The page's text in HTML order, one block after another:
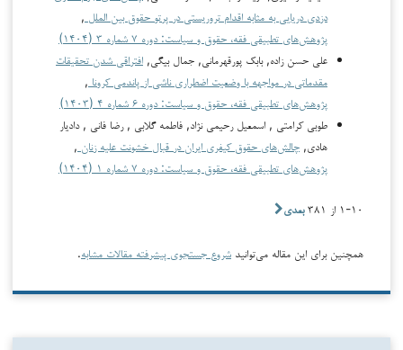
دزدی دریایی به مثابه اقدام تروریستی در پرتو حقوق بین الملل ,
پژوهش‌های تطبیقی فقه، حقوق و سیاست: دوره ۷ شماره ۳ (۱۴۰۴)
علی حسن زاده, بابک پورقهرمانی, جمال بیگی, افتراقی شدن تحقیقات
مقدماتی در مواجهه با وضعیت اضطراری ناشی از پاندمی کرونا ,
پژوهش‌های تطبیقی فقه، حقوق و سیاست: دوره ۶ شماره ۴ (۱۴۰۳)
طوبی کرامتی , اسمعیل رحیمی نژاد, فاطمه گلابی , رضا فانی , دادیار
هادی, چالش‌های حقوق کیفری ایران در قبال خشونت علیه زنان ,
پژوهش‌های تطبیقی فقه، حقوق و سیاست: دوره ۷ شماره ۱ (۱۴۰۴)
۱-۱۰ از ۳۸۱ بعدی
همچنین برای این مقاله می‌توانید شروع جستجوی پیشرفته مقالات مشابه.